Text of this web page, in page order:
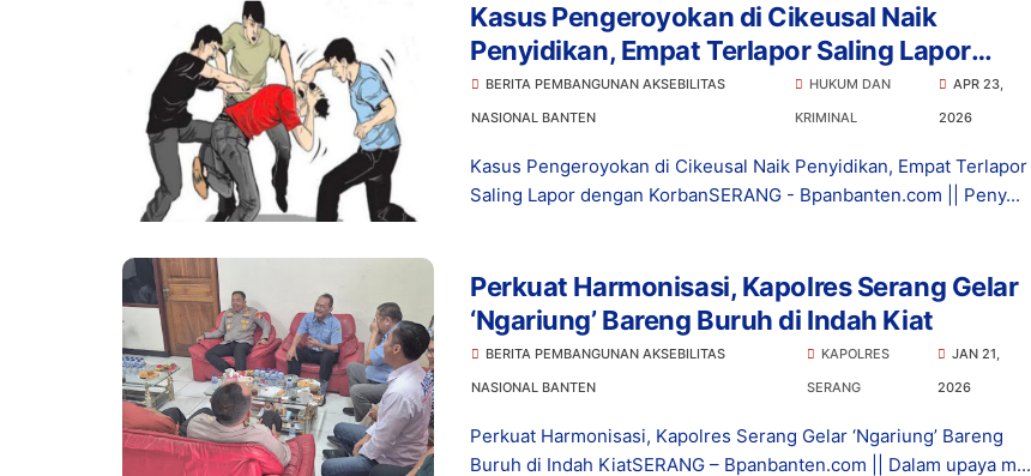
Kasus Pengeroyokan di Cikeusal Naik
Penyidikan, Empat Terlapor Saling Lapor
dengan Korban
BERITA PEMBANGUNAN AKSEBILITAS
NASIONAL BANTEN
HUKUM DAN
KRIMINAL
APR 23,
2026
Kasus Pengeroyokan di Cikeusal Naik Penyidikan, Empat Terlapor
Saling Lapor dengan KorbanSERANG - Bpanbanten.com || Peny...
Perkuat Harmonisasi, Kapolres Serang Gelar
‘Ngariung’ Bareng Buruh di Indah Kiat
BERITA PEMBANGUNAN AKSEBILITAS
NASIONAL BANTEN
KAPOLRES
SERANG
JAN 21,
2026
Perkuat Harmonisasi, Kapolres Serang Gelar ‘Ngariung’ Bareng
Buruh di Indah KiatSERANG – Bpanbanten.com || Dalam upaya m...